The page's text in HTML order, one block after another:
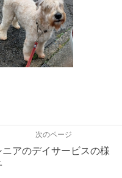
次のページ
ニアのデイサービスの様